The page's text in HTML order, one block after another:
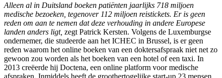
Alleen al in Duitsland boeken patiënten jaarlijks 718 miljoen
medische bezoeken, tegenover 112 miljoen reistickets. Er is geen
reden om aan te nemen dat deze verhouding in andere Europese
landen anders ligt, zegt Patrick Kersten. Volgens de Luxemburgse
ondernemer, die studeerde aan het ICHEC in Brussel, is er geen
reden waarom het online boeken van een doktersafspraak niet net zo
gewoon zou worden als het boeken van een hotel of een taxi. In
2013 creëerde hij Doctena, een online platform voor medische
afspraken. Inmiddels heeft de groothertogelijke start-up 23 mensen